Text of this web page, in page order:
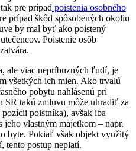
pre prípad poistenia osobného
prípad škôd spôsobených okoliu
by mal byť ako poistený
Poistenie osôb
ale viac nepríbuzných ľudí, je
všetkých ich mien. Ako trvalú
pobytu nahlásenú pri
SR takú zmluvu môže uhradiť za
poistníka), avšak iba
vlastným majetkom – napr.
byte. Pokiaľ však objekt využitý
tento postup neplatí.